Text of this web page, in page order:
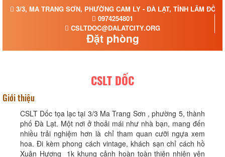
3/3, MA TRANG SƠN, PHƯỜNG CAM LY - ĐÀ LẠT, TỈNH LÂM ĐỒNG
0974254801
CSLTDOC@DALATCITY.ORG
Đặt phòng
CSLT DỐC
Giới thiệu
CSLT Dốc tọa lạc tại 3/3 Ma Trang Sơn , phường 5, thành
phố Đà Lạt. Một nơi ở thoải mái như nhà bạn, mang đến
nhiều trải nghiệm hơn là chỉ tham quan cưỡi ngựa xem
hoa. Đi kèm phong cách vintage, khách sạn chỉ cách hồ
Xuân Hương 1k khung cảnh hoàn toàn thiên nhiên yên